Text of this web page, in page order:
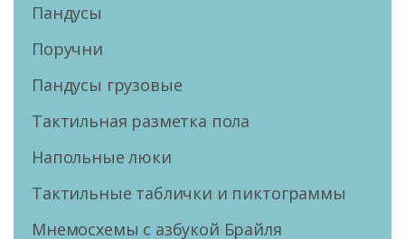
Пандусы
Поручни
Пандусы грузовые
Тактильная разметка пола
Напольные люки
Тактильные таблички и пиктограммы
Мнемосхемы с азбукой Брайля